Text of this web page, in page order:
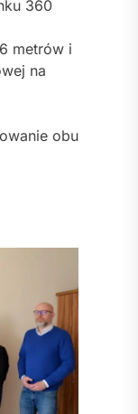
360
metrów i
na
obu